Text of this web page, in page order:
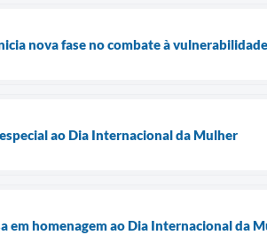
nova fase no combate à
ao Dia Internacional da Mulher
em homenagem ao Dia Internacional da